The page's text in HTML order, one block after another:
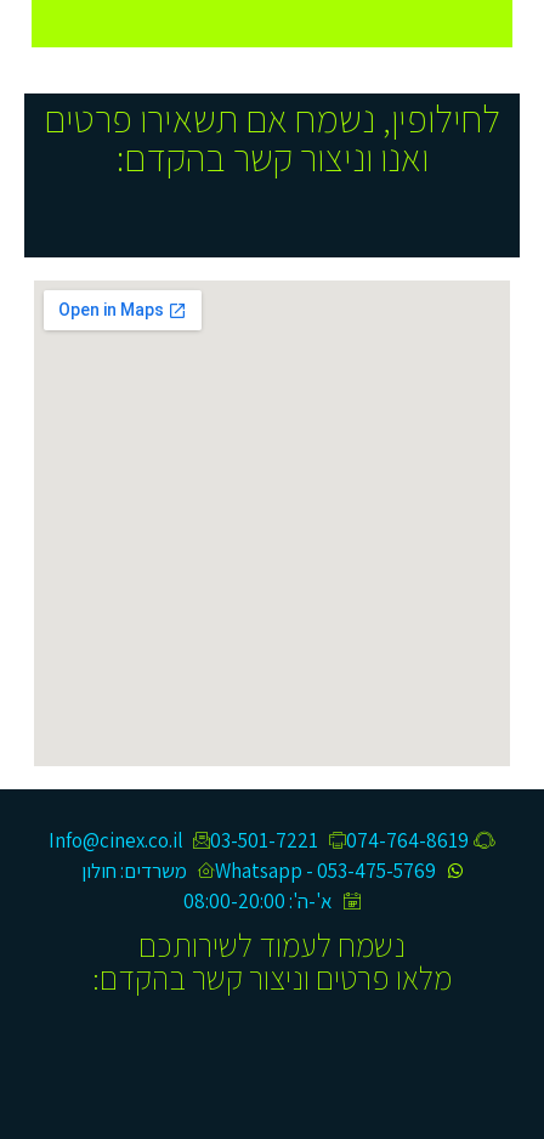
לחילופין, נשמח אם תשאירו פרטים
ואנו וניצור קשר בהקדם:
074-764-8619​
03-501-7221
Info@cinex.co.il
053-475-5769 - Whatsapp
משרדים: חולון
א'-ה': 08:00-20:00
נשמח לעמוד לשירותכם
מלאו פרטים וניצור קשר בהקדם: